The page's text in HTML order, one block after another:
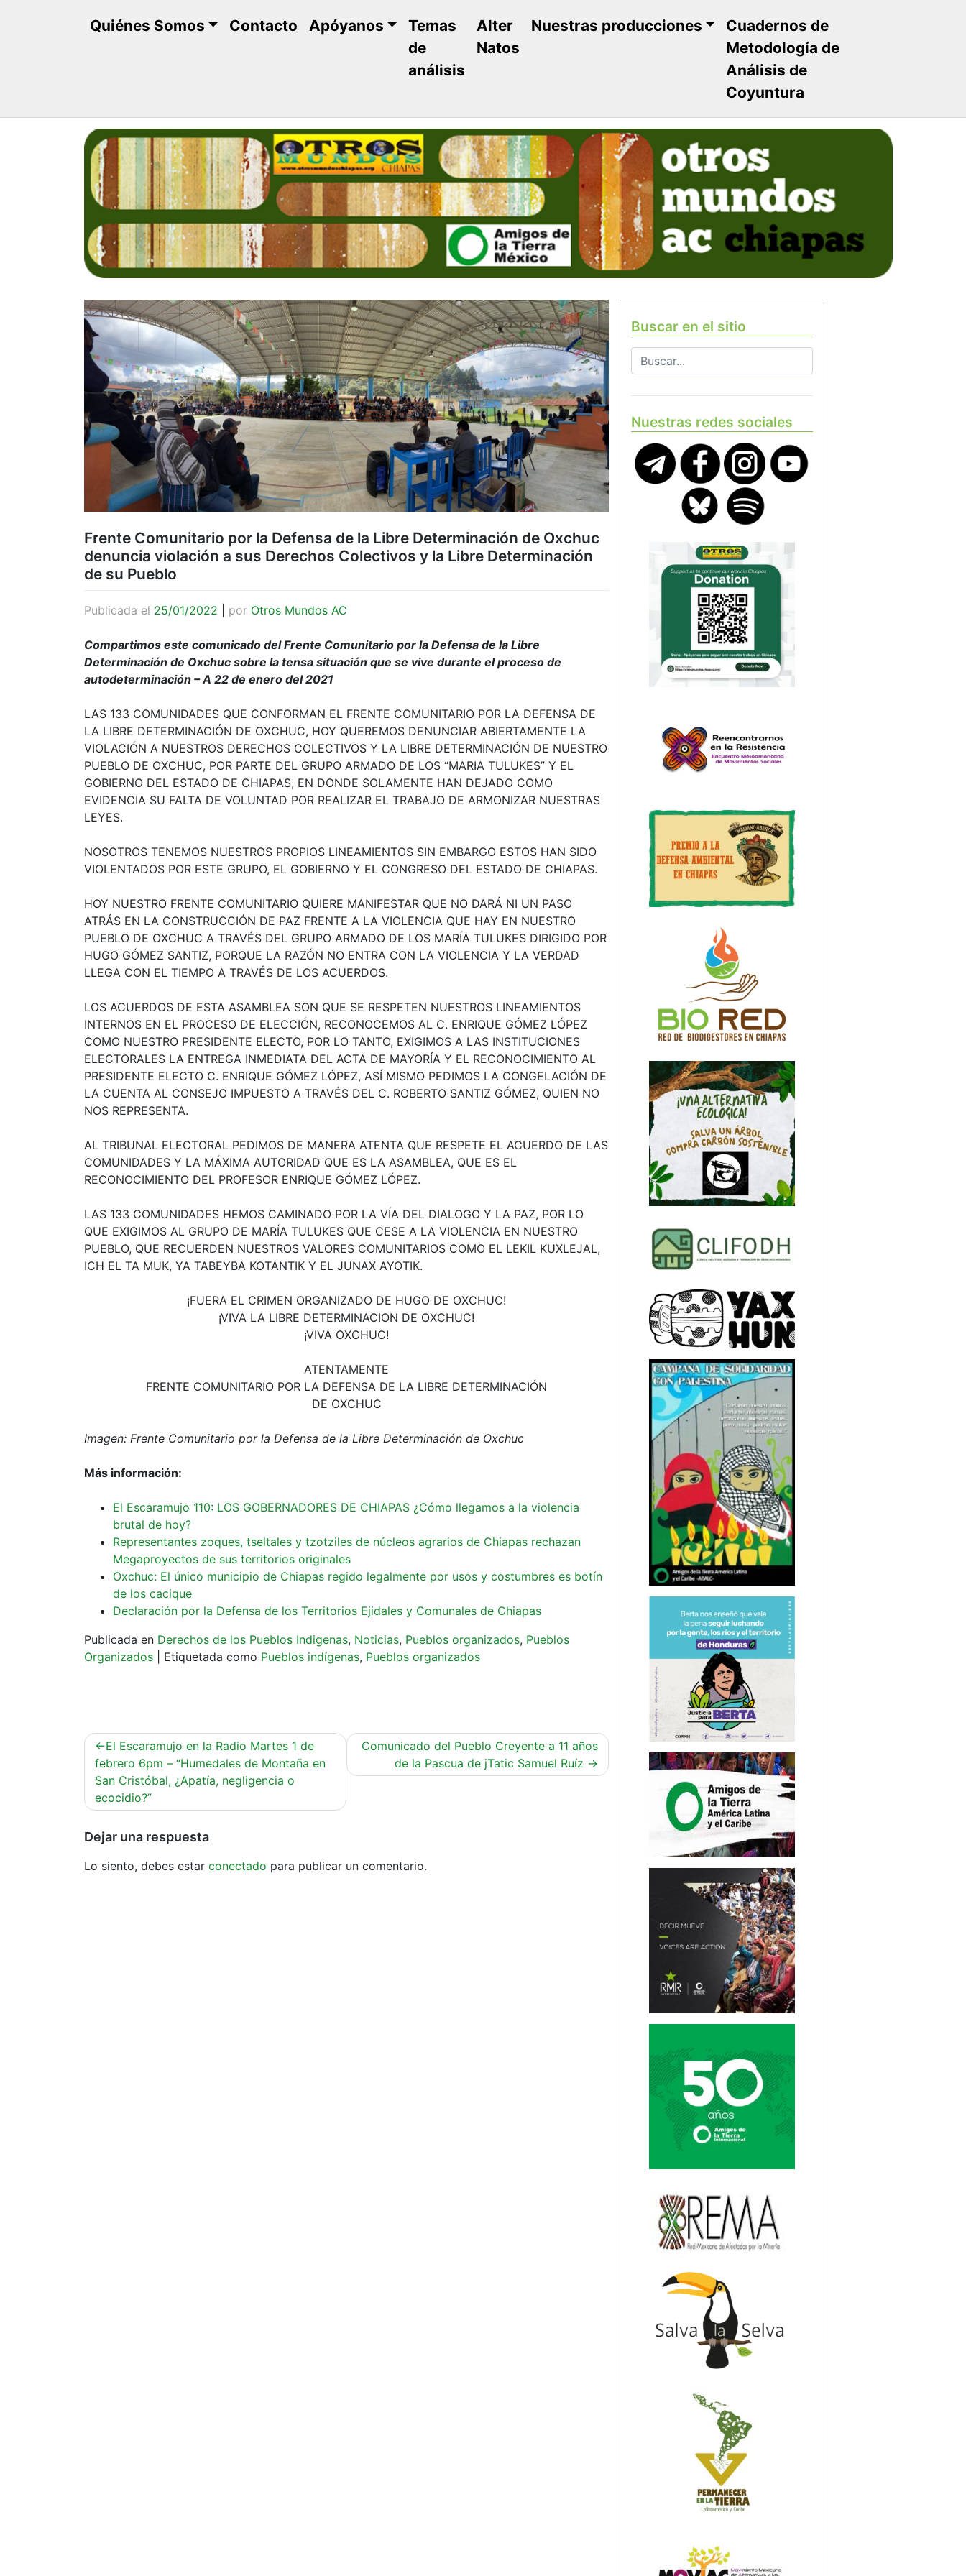
Quiénes Somos Contacto Apóyanos
Temas
de
análisis
Alter
Natos
Nuestras producciones
Cuadernos de
Metodología de
Análisis de
Coyuntura
Frente Comunitario por la Defensa de la Libre Determinación de Oxchuc
denuncia violación a sus Derechos Colectivos y la Libre Determinación
de su Pueblo
Publicada el 25/01/2022 por Otros Mundos AC
Compartimos este comunicado del Frente Comunitario por la Defensa de la Libre
Determinación de Oxchuc sobre la tensa situación que se vive durante el proceso de
autodeterminación – A 22 de enero del 2021
LAS 133 COMUNIDADES QUE CONFORMAN EL FRENTE COMUNITARIO POR LA DEFENSA DE
LA LIBRE DETERMINACIÓN DE OXCHUC, HOY QUEREMOS DENUNCIAR ABIERTAMENTE LA
VIOLACIÓN A NUESTROS DERECHOS COLECTIVOS Y LA LIBRE DETERMINACIÓN DE NUESTRO
PUEBLO DE OXCHUC, POR PARTE DEL GRUPO ARMADO DE LOS “MARIA TULUKES” Y EL
GOBIERNO DEL ESTADO DE CHIAPAS, EN DONDE SOLAMENTE HAN DEJADO COMO
EVIDENCIA SU FALTA DE VOLUNTAD POR REALIZAR EL TRABAJO DE ARMONIZAR NUESTRAS
LEYES.
NOSOTROS TENEMOS NUESTROS PROPIOS LINEAMIENTOS SIN EMBARGO ESTOS HAN SIDO
VIOLENTADOS POR ESTE GRUPO, EL GOBIERNO Y EL CONGRESO DEL ESTADO DE CHIAPAS.
HOY NUESTRO FRENTE COMUNITARIO QUIERE MANIFESTAR QUE NO DARÁ NI UN PASO
ATRÁS EN LA CONSTRUCCIÓN DE PAZ FRENTE A LA VIOLENCIA QUE HAY EN NUESTRO
PUEBLO DE OXCHUC A TRAVÉS DEL GRUPO ARMADO DE LOS MARÍA TULUKES DIRIGIDO POR
HUGO GÓMEZ SANTIZ, PORQUE LA RAZÓN NO ENTRA CON LA VIOLENCIA Y LA VERDAD
LLEGA CON EL TIEMPO A TRAVÉS DE LOS ACUERDOS.
LOS ACUERDOS DE ESTA ASAMBLEA SON QUE SE RESPETEN NUESTROS LINEAMIENTOS
INTERNOS EN EL PROCESO DE ELECCIÓN, RECONOCEMOS AL C. ENRIQUE GÓMEZ LÓPEZ
COMO NUESTRO PRESIDENTE ELECTO, POR LO TANTO, EXIGIMOS A LAS INSTITUCIONES
ELECTORALES LA ENTREGA INMEDIATA DEL ACTA DE MAYORÍA Y EL RECONOCIMIENTO AL
PRESIDENTE ELECTO C. ENRIQUE GÓMEZ LÓPEZ, ASÍ MISMO PEDIMOS LA CONGELACIÓN DE
LA CUENTA AL CONSEJO IMPUESTO A TRAVÉS DEL C. ROBERTO SANTIZ GÓMEZ, QUIEN NO
NOS REPRESENTA.
AL TRIBUNAL ELECTORAL PEDIMOS DE MANERA ATENTA QUE RESPETE EL ACUERDO DE LAS
COMUNIDADES Y LA MÁXIMA AUTORIDAD QUE ES LA ASAMBLEA, QUE ES EL
RECONOCIMIENTO DEL PROFESOR ENRIQUE GÓMEZ LÓPEZ.
LAS 133 COMUNIDADES HEMOS CAMINADO POR LA VÍA DEL DIALOGO Y LA PAZ, POR LO
QUE EXIGIMOS AL GRUPO DE MARÍA TULUKES QUE CESE A LA VIOLENCIA EN NUESTRO
PUEBLO, QUE RECUERDEN NUESTROS VALORES COMUNITARIOS COMO EL LEKIL KUXLEJAL,
ICH EL TA MUK, YA TABEYBA KOTANTIK Y EL JUNAX AYOTIK.
¡FUERA EL CRIMEN ORGANIZADO DE HUGO DE OXCHUC!
¡VIVA LA LIBRE DETERMINACION DE OXCHUC!
¡VIVA OXCHUC!
ATENTAMENTE
FRENTE COMUNITARIO POR LA DEFENSA DE LA LIBRE DETERMINACIÓN
DE OXCHUC
Imagen: Frente Comunitario por la Defensa de la Libre Determinación de Oxchuc
Más información:
El Escaramujo 110: LOS GOBERNADORES DE CHIAPAS ¿Cómo llegamos a la violencia
brutal de hoy?
Representantes zoques, tseltales y tzotziles de núcleos agrarios de Chiapas rechazan
Megaproyectos de sus territorios originales
Oxchuc: El único municipio de Chiapas regido legalmente por usos y costumbres es botín
de los cacique
Declaración por la Defensa de los Territorios Ejidales y Comunales de Chiapas
Publicada en Derechos de los Pueblos Indigenas, Noticias, Pueblos organizados, Pueblos
Organizados
Etiquetada como Pueblos indígenas, Pueblos organizados
Navegación
de
entradas
El Escaramujo en la Radio Martes 1 de
febrero 6pm – “Humedales de Montaña en
San Cristóbal, ¿Apatía, negligencia o
ecocidio?”
Comunicado del Pueblo Creyente a 11 años
de la Pascua de jTatic Samuel Ruíz
Dejar una respuesta
Lo siento, debes estar conectado para publicar un comentario.
Buscar en el sitio
Nuestras redes sociales